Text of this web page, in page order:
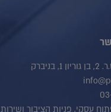
עסקי, פניות הציבור ושירות